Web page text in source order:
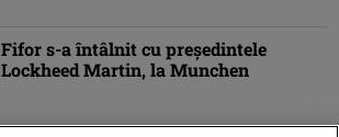
Fifor s-a întâlnit cu preşedintele
Lockheed Martin, la Munchen